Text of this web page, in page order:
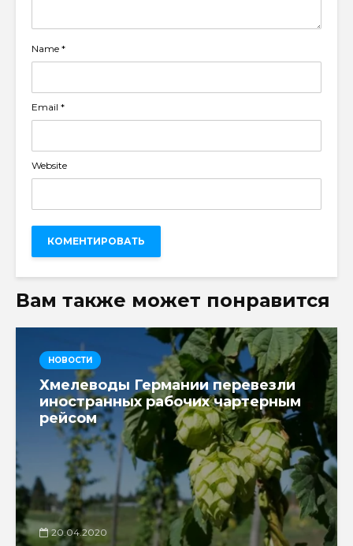
Name *
Email *
Website
Вам также может понравится
НОВОСТИ
Хмелеводы Германии перевезли
иностранных рабочих чартерным
рейсом
20.04.2020